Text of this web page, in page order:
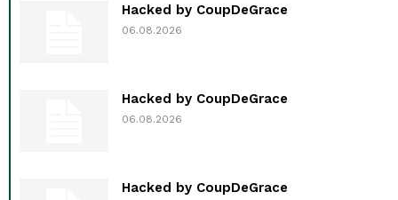
Hacked by CoupDeGrace
06.08.2026
Hacked by CoupDeGrace
06.08.2026
Hacked by CoupDeGrace